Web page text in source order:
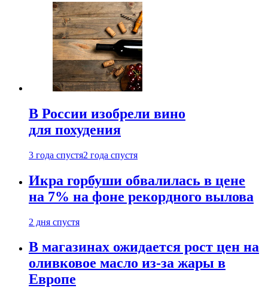
В России изобрели вино
для похудения
3 года спустя2 года спустя
Икра горбуши обвалилась в цене
на 7% на фоне рекордного вылова
2 дня спустя
В магазинах ожидается рост цен на
оливковое масло из-за жары в
Европе